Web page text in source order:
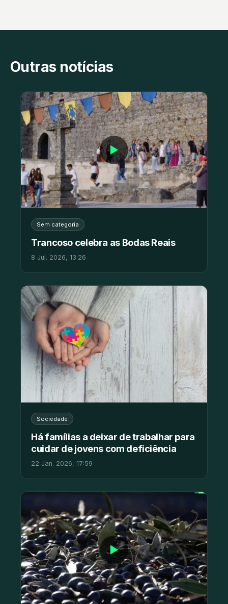
Outras notícias
▶
Sem categoria
Trancoso celebra as Bodas Reais
8 Jul. 2026, 13:26
Sociedade
Há famílias a deixar de trabalhar para
cuidar de jovens com deficiência
22 Jan. 2026, 17:59
▶